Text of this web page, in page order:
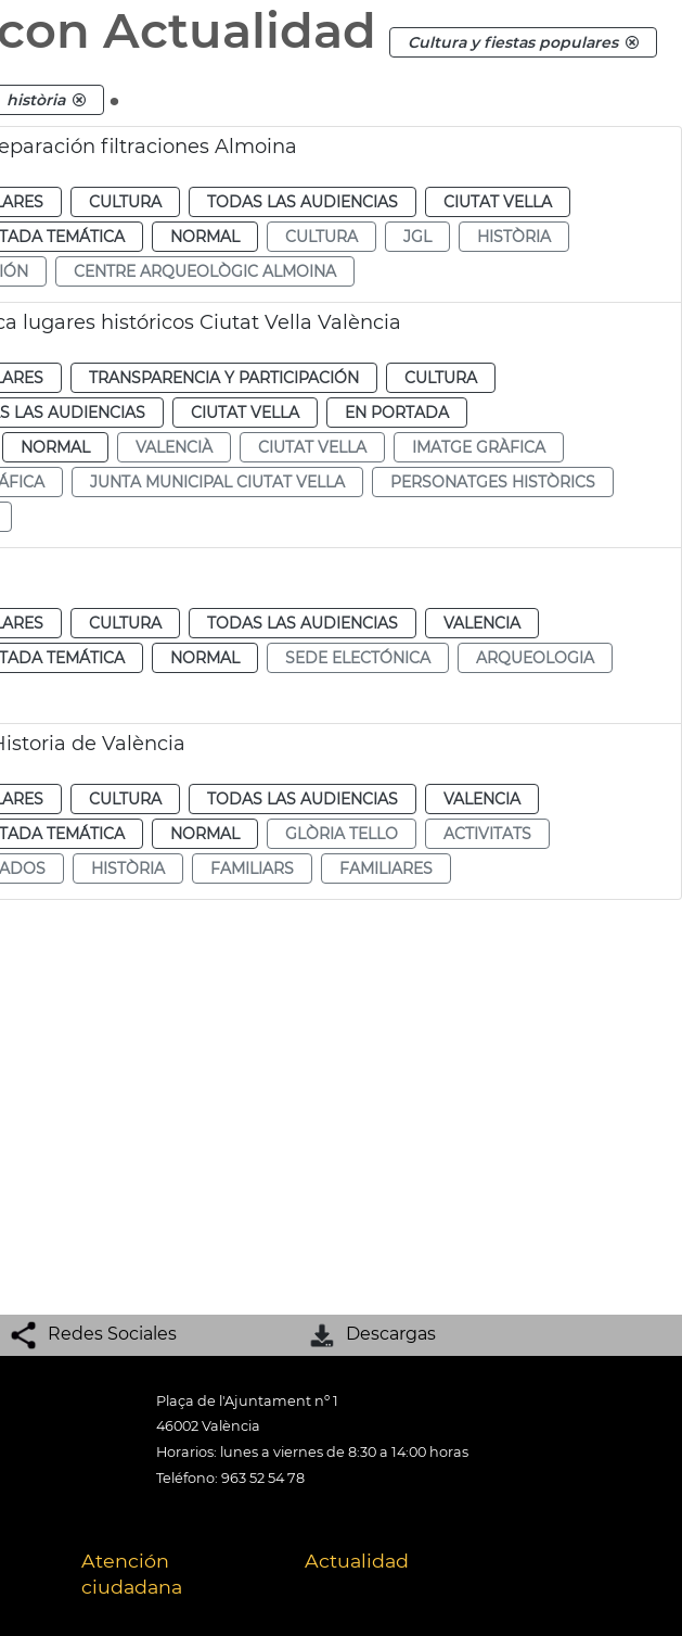
Actualidad Cultura y fiestas populares
història .
filtraciones Almoina
CULTURA TODAS LAS AUDIENCIAS
CIUTAT VELLA
TEMÁTICA NORMAL CULTURA JGL
HISTÒRIA
CENTRE ARQUEOLÒGIC ALMOINA
lugares históricos Ciutat Vella València
TRANSPARENCIA Y PARTICIPACIÓN
CULTURA
LAS AUDIENCIAS CIUTAT VELLA
EN PORTADA
NORMAL VALENCIÀ CIUTAT VELLA
IMATGE GRÀFICA
JUNTA MUNICIPAL CIUTAT VELLA
PERSONATGES HISTÒRICS
CULTURA TODAS LAS AUDIENCIAS
VALENCIA
TEMÁTICA NORMAL SEDE ELECTÓNICA
ARQUEOLOGIA
de València
CULTURA TODAS LAS AUDIENCIAS
VALENCIA
TEMÁTICA NORMAL GLÒRIA TELLO
ACTIVITATS
HISTÒRIA FAMILIARS FAMILIARES
Redes Sociales Descargas
Plaça de l'Ajuntament nº 1
46002 València
Horarios: lunes a viernes de 8:30 a 14:00 horas
Teléfono: 963 52 54 78
Atención
ciudadana
Actualidad